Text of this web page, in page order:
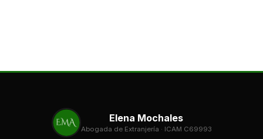
Elena Mochales
Abogada de Extranjería · ICAM C69993